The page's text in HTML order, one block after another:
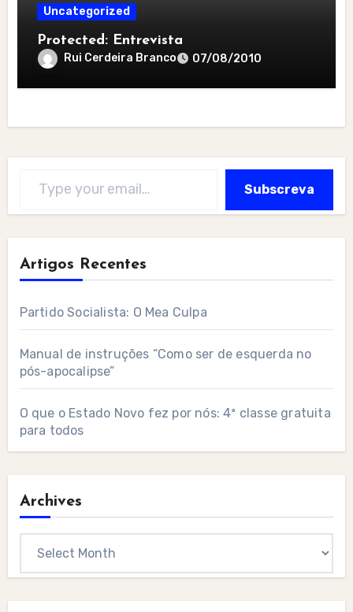
Uncategorized
Protected: Entrevista
Rui Cerdeira Branco 07/08/2010
Subscreva
Artigos Recentes
Partido Socialista: O Mea Culpa
Manual de instruções “Como ser de esquerda no
pós-apocalipse”
O que o Estado Novo fez por nós: 4ª classe gratuita
para todos
Archives